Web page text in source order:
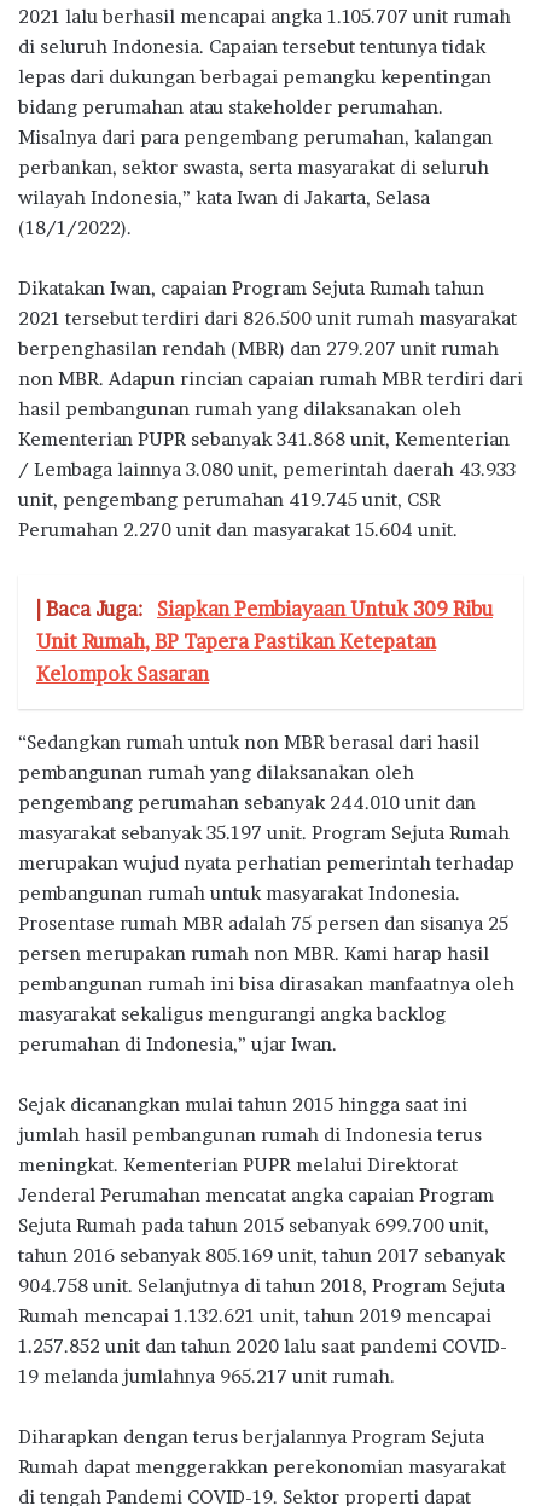
2021 lalu berhasil mencapai angka 1.105.707 unit rumah
di seluruh Indonesia. Capaian tersebut tentunya tidak
lepas dari dukungan berbagai pemangku kepentingan
bidang perumahan atau stakeholder perumahan.
Misalnya dari para pengembang perumahan, kalangan
perbankan, sektor swasta, serta masyarakat di seluruh
wilayah Indonesia,” kata Iwan di Jakarta, Selasa
(18/1/2022).
Dikatakan Iwan, capaian Program Sejuta Rumah tahun
2021 tersebut terdiri dari 826.500 unit rumah masyarakat
berpenghasilan rendah (MBR) dan 279.207 unit rumah
non MBR. Adapun rincian capaian rumah MBR terdiri dari
hasil pembangunan rumah yang dilaksanakan oleh
Kementerian PUPR sebanyak 341.868 unit, Kementerian
/ Lembaga lainnya 3.080 unit, pemerintah daerah 43.933
unit, pengembang perumahan 419.745 unit, CSR
Perumahan 2.270 unit dan masyarakat 15.604 unit.
| Baca Juga:
Siapkan Pembiayaan Untuk 309 Ribu
Unit Rumah, BP Tapera Pastikan Ketepatan
Kelompok Sasaran
“Sedangkan rumah untuk non MBR berasal dari hasil
pembangunan rumah yang dilaksanakan oleh
pengembang perumahan sebanyak 244.010 unit dan
masyarakat sebanyak 35.197 unit. Program Sejuta Rumah
merupakan wujud nyata perhatian pemerintah terhadap
pembangunan rumah untuk masyarakat Indonesia.
Prosentase rumah MBR adalah 75 persen dan sisanya 25
persen merupakan rumah non MBR. Kami harap hasil
pembangunan rumah ini bisa dirasakan manfaatnya oleh
masyarakat sekaligus mengurangi angka backlog
perumahan di Indonesia,” ujar Iwan.
Sejak dicanangkan mulai tahun 2015 hingga saat ini
jumlah hasil pembangunan rumah di Indonesia terus
meningkat. Kementerian PUPR melalui Direktorat
Jenderal Perumahan mencatat angka capaian Program
Sejuta Rumah pada tahun 2015 sebanyak 699.700 unit,
tahun 2016 sebanyak 805.169 unit, tahun 2017 sebanyak
904.758 unit. Selanjutnya di tahun 2018, Program Sejuta
Rumah mencapai 1.132.621 unit, tahun 2019 mencapai
1.257.852 unit dan tahun 2020 lalu saat pandemi COVID-
19 melanda jumlahnya 965.217 unit rumah.
Diharapkan dengan terus berjalannya Program Sejuta
Rumah dapat menggerakkan perekonomian masyarakat
di tengah Pandemi COVID-19. Sektor properti dapat